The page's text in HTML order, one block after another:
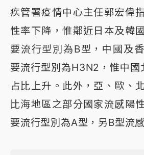
疾管署疫情中心主任郭宏偉
性率下降，惟鄰近日本及韓
要流行型別為B型，中國及
要流行型別為H3N2，惟中國
占比上升。此外，亞、歐、
比海地區之部分國家流感陽
要流行型別為A型，另B型流